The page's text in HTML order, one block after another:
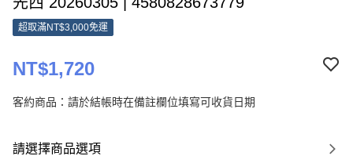
超取滿NT$3,000免運
NT$1,720
客約商品：請於結帳時在備註欄位填寫可收貨日期
請選擇商品選項